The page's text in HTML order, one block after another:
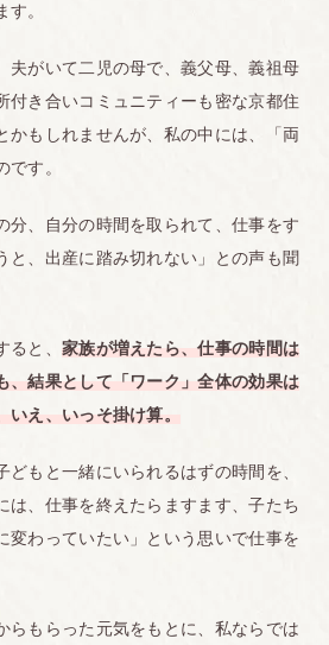
。
夫がいて二児の母で、義父母、義祖母
付き合いコミュニティーも密な京都住
かもしれませんが、私の中には、「両
す。
分、自分の時間を取られて、仕事をす
と、出産に踏み切れない」との声も聞
と、 家族が増えたら、仕事の時間は
、結果として「ワーク」全体の効果は
え、いっそ掛け算。
どもと一緒にいられるはずの時間を、
は、仕事を終えたらますます、子たち
変わっていたい」という思いで仕事を
らもらった元気をもとに、私ならでは